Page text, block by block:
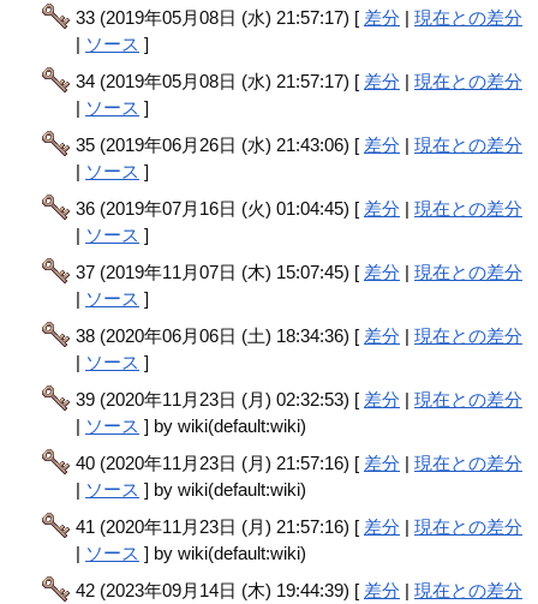
33 (2019年05月08日 (水) 21:57:17) [ 差分 |現在との差分
| ソース ]
34 (2019年05月08日 (水) 21:57:17) [ 差分 |現在との差分
| ソース ]
35 (2019年06月26日 (水) 21:43:06) [ 差分 |現在との差分
| ソース ]
36 (2019年07月16日 (火) 01:04:45) [ 差分 |現在との差分
| ソース ]
37 (2019年11月07日 (木) 15:07:45) [ 差分 |現在との差分
| ソース ]
38 (2020年06月06日 (土) 18:34:36) [ 差分 |現在との差分
| ソース ]
39 (2020年11月23日 (月) 02:32:53) [ 差分 |現在との差分
| ソース ] by wiki(default:wiki)
40 (2020年11月23日 (月) 21:57:16) [ 差分 |現在との差分
| ソース ] by wiki(default:wiki)
41 (2020年11月23日 (月) 21:57:16) [ 差分 |現在との差分
| ソース ] by wiki(default:wiki)
42 (2023年09月14日 (木) 19:44:39) [ 差分 |現在との差分